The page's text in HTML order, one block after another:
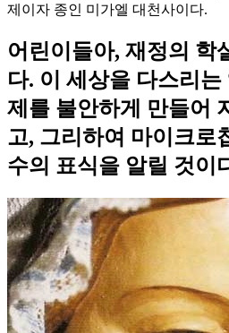
제이자 종인 미가엘 대천사이다.
어린이들아, 재정의 학
다. 이 세상을 다스리
제를 불안하게 만들어
고, 그리하여 마이크로
수의 표식을 알릴 것이